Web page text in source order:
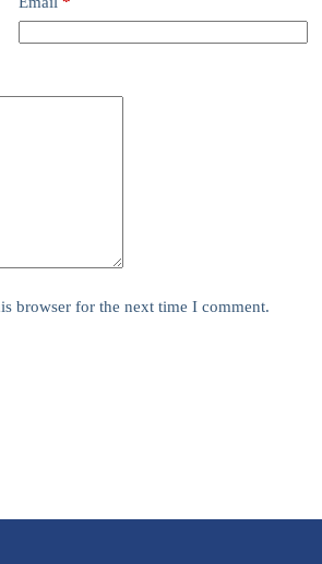
browser for the next time I comment.